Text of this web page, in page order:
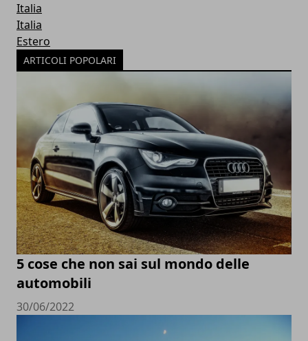
Italia
Italia
Estero
ARTICOLI POPOLARI
5 cose che non sai sul mondo delle
automobili
30/06/2022